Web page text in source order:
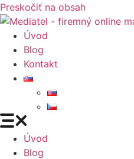
Preskočiť na obsah
Úvod
Blog
Kontakt
Úvod
Blog